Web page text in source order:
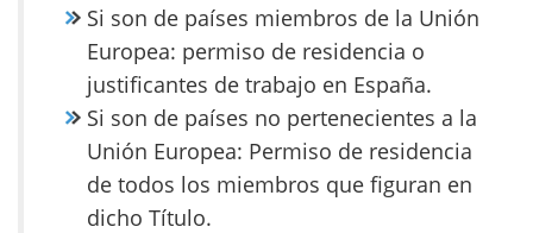
Si son de países miembros de la Unión
Europea: permiso de residencia o
justificantes de trabajo en España.
Si son de países no pertenecientes a la
Unión Europea: Permiso de residencia
de todos los miembros que figuran en
dicho Título.